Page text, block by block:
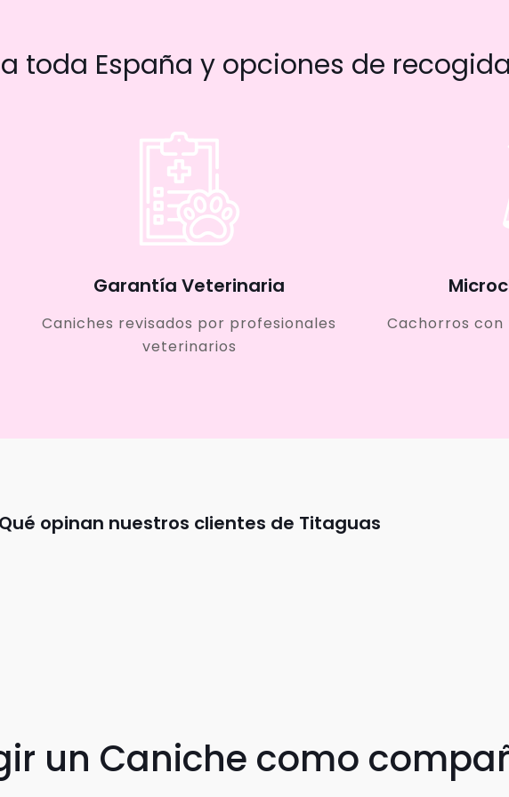
toda España y opciones de
Garantía Veterinaria
Caniches revisados por profesionales
veterinarios
Cachorros con
Qué opinan nuestros clientes de Titaguas
un Caniche como